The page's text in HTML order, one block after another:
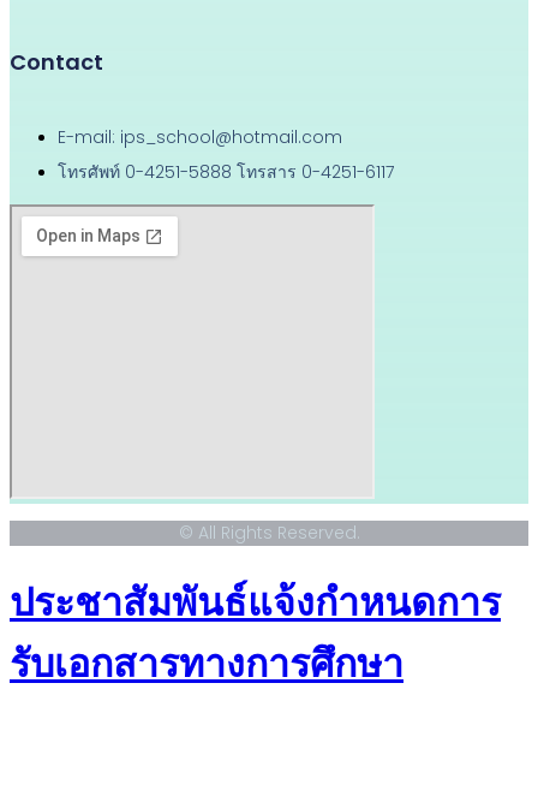
Contact
E-mail: ips_school@hotmail.com
โทรศัพท์ 0-4251-5888 โทรสาร 0-4251-6117
© All Rights Reserved.
ประชาสัมพันธ์แจ้งกำหนดการ
รับเอกสารทางการศึกษา